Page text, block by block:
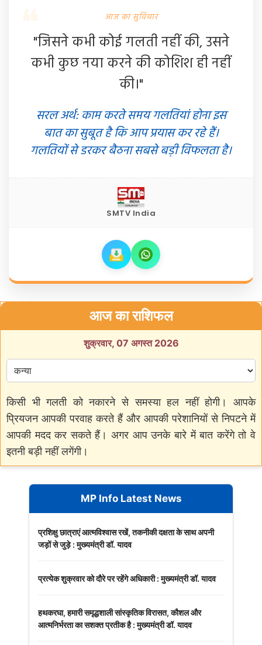
आज का सुविचार
"जिसने कभी कोई गलती नहीं की, उसने
कभी कुछ नया करने की कोशिश ही नहीं
की।"
सरल अर्थ: काम करते समय गलतियां होना इस
बात का सुबूत है कि आप प्रयास कर रहे हैं।
गलतियों से डरकर बैठना सबसे बड़ी विफलता है।
SMTV India
आज का राशिफल
शुक्रवार, 07 अगस्त 2026
किसी भी गलती को नकारने से समस्या हल नहीं होगी। आपके
प्रियजन आपकी परवाह करते हैं और आपकी परेशानियों से निपटने में
आपकी मदद कर सकते हैं। अगर आप उनके बारे में बात करेंगे तो वे
इतनी बड़ी नहीं लगेंगी।
MP Info Latest News
प्रशिक्षु छात्राएं आत्मविश्वास रखें, तकनीकी दक्षता के साथ अपनी
जड़ों से जुड़े : मुख्यमंत्री डॉ. यादव
प्रत्येक शुक्रवार को दौरे पर रहेंगे अधिकारी : मुख्यमंत्री डॉ. यादव
हथकरघा, हमारी समृद्धशाली सांस्कृतिक विरासत, कौशल और
आत्मनिर्भरता का सशक्त प्रतीक है : मुख्यमंत्री डॉ. यादव